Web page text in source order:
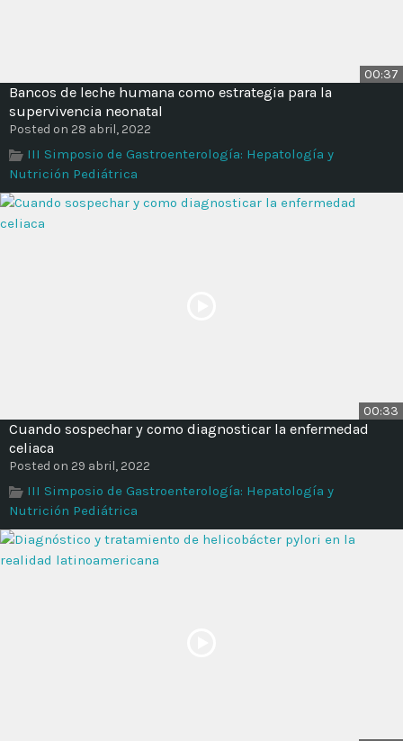
00:37
Bancos de leche humana como estrategia para la
supervivencia neonatal
Posted on 28 abril, 2022
III Simposio de Gastroenterología: Hepatología y
Nutrición Pediátrica
00:33
Cuando sospechar y como diagnosticar la enfermedad
celiaca
Posted on 29 abril, 2022
III Simposio de Gastroenterología: Hepatología y
Nutrición Pediátrica